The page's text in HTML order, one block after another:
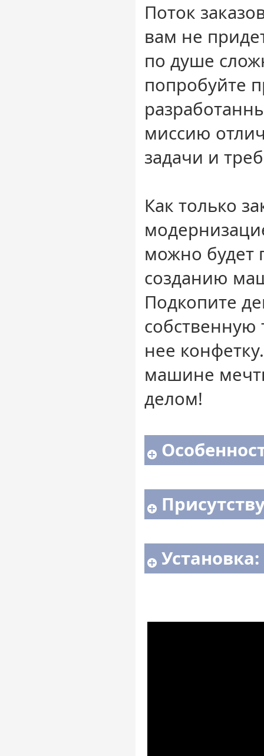
Поток
вам не
по душе
попробуйте
миссию
задачи и
Как только
можно будет
созданию
Подкопите
собственную
нее
машине
делом!
Установка: